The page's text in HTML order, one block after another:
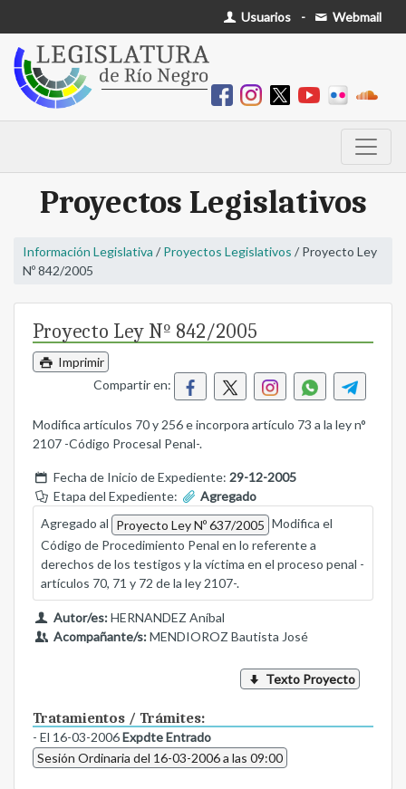
Usuarios - Webmail
Proyectos Legislativos
Información Legislativa / Proyectos Legislativos / Proyecto Ley
Nº 842/2005
Proyecto Ley Nº 842/2005
Imprimir
Compartir en:
Modifica artículos 70 y 256 e incorpora artículo 73 a la ley n°
2107 -Código Procesal Penal-.
Fecha de Inicio de Expediente: 29-12-2005
Etapa del Expediente:
Agregado
Agregado al Proyecto Ley Nº 637/2005 Modifica el
Código de Procedimiento Penal en lo referente a
derechos de los testigos y la víctima en el proceso penal -
artículos 70, 71 y 72 de la ley 2107-.
Autor/es:HERNANDEZ Aníbal
Acompañante/s:MENDIOROZ Bautista José
Texto Proyecto
Tratamientos / Trámites:
- El 16-03-2006Expdte Entrado
Sesión Ordinaria del 16-03-2006 a las 09:00